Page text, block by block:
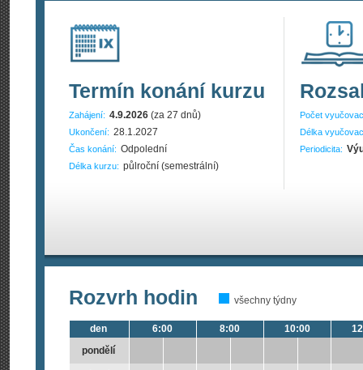
Termín konání kurzu
Zahájení: 4.9.2026 (za 27 dnů)
Ukončení: 28.1.2027
Čas konání: Odpolední
Délka kurzu: půlroční (semestrální)
Počet
Délka
Periodicita:
Rozvrh hodin všechny týdny
den
pondělí
6:00 8:00 10:00